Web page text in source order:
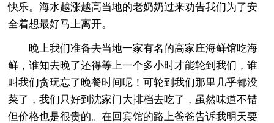
快乐。海水越涨越高当地的老奶奶过来劝告我们为了安
全着想最好马上离开。
晚上我们准备去当地一家有名的高家庄海鲜馆吃海
鲜，谁知去晚了还得等上一个多小时才能轮到我们，谁
叫我们贪玩忘了晚餐时间呢！可轮到我们那里几乎都没
菜了，我们只好到沈家门大排档去吃了，虽然味道不错
但价格也是很贵的。在回宾馆的路上爸爸告诉我明天要